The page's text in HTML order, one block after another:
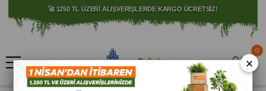
🚀 1250 TL ÜZERİ ALIŞVERİŞLERDE KARGO ÜCRETSİZ!
⚠️ SATIŞLARIMIZ YALNIZCA İSTANBUL İLİ İLE SINIRLIDIR.
0
×